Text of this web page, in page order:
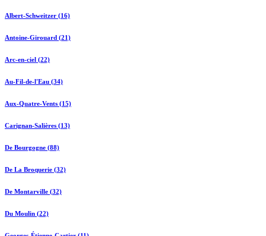
Albert-Schweitzer (16)
Antoine-Girouard (21)
Arc-en-ciel (22)
Au-Fil-de-l'Eau (34)
Aux-Quatre-Vents (15)
Carignan-Salières (13)
De Bourgogne (88)
De La Broquerie (32)
De Montarville (32)
Du Moulin (22)